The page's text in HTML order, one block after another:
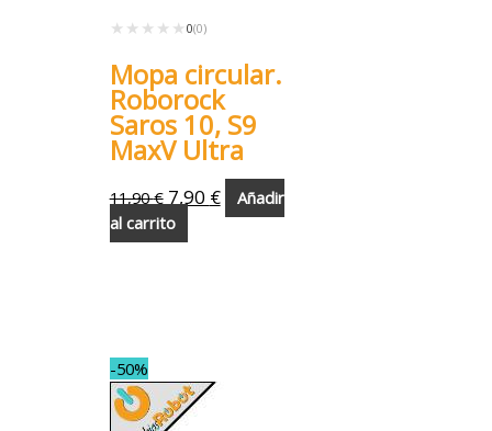
★★★★★
★★★★★ 0(0)
Mopa circular.
Roborock
Saros 10, S9
MaxV Ultra
11,90€ 7,90 €
Añadir
al carrito
-50%